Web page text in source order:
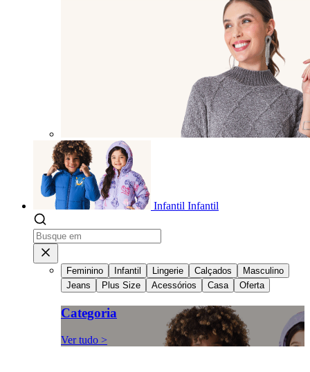
Infantil Infantil
Feminino Infantil Lingerie Calçados
Masculino
Jeans
Plus Size Acessórios Casa Oferta
Categoria
Ver tudo >